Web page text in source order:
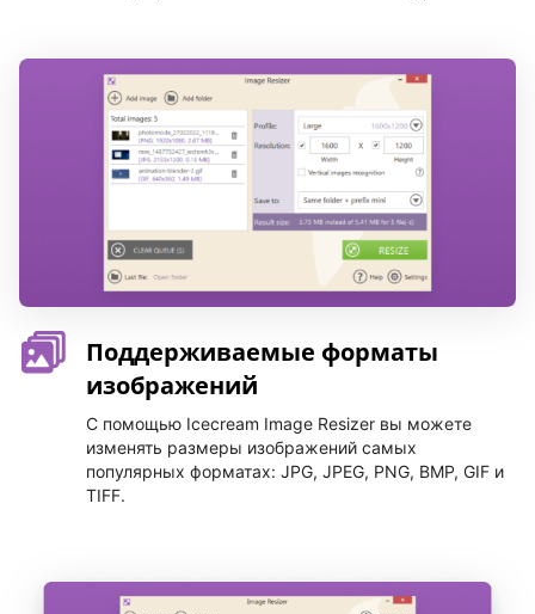
Поддерживаемые форматы
изображений
С помощью Icecream Image Resizer вы можете
изменять размеры изображений самых
популярных форматах: JPG, JPEG, PNG, BMP, GIF и
TIFF.